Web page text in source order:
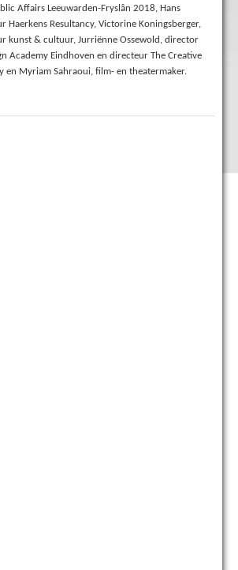
Affairs Leeuwarden-Fryslân 2018, Hans
Haerkens Resultancy, Victorine Koningsberger,
kunst & cultuur, Jurriënne Ossewold, director
Academy Eindhoven en directeur The Creative
en Myriam Sahraoui, film- en theatermaker.